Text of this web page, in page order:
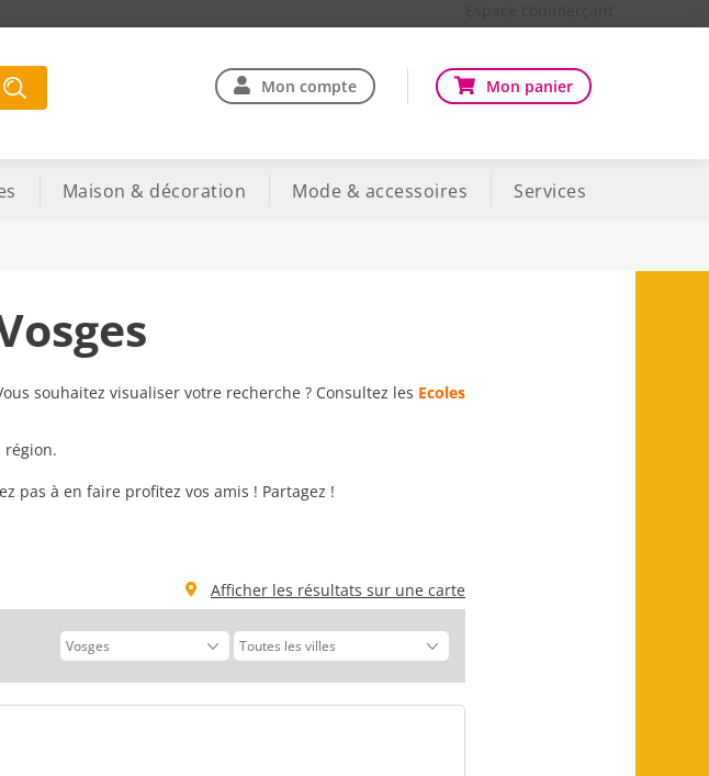
Mon compte Mon panier
Maison & décoration Mode & accessoires Services
souhaitez visualiser votre recherche ? Consultez les Ecoles
région.
pas à en faire profitez vos amis ! Partagez !
Afficher les résultats sur une carte